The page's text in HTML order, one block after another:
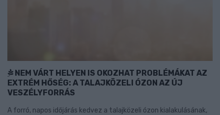
NEM VÁRT HELYEN IS OKOZHAT PROBLÉMÁKAT AZ
EXTRÉM HŐSÉG: A TALAJKÖZELI ÓZON AZ ÚJ
VESZÉLYFORRÁS
A forró, napos időjárás kedvez a talajközeli ózon kialakulásának,